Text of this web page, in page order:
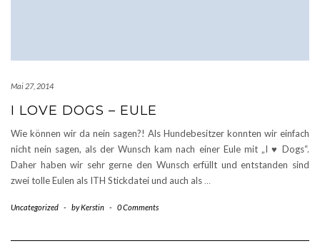
Mai 27, 2014
I LOVE DOGS – EULE
Wie können wir da nein sagen?! Als Hundebesitzer konnten wir einfach
nicht nein sagen, als der Wunsch kam nach einer Eule mit „I ♥ Dogs“.
Daher haben wir sehr gerne den Wunsch erfüllt und entstanden sind
zwei tolle Eulen als ITH Stickdatei und auch als …
Uncategorized - byKerstin - 0 Comments